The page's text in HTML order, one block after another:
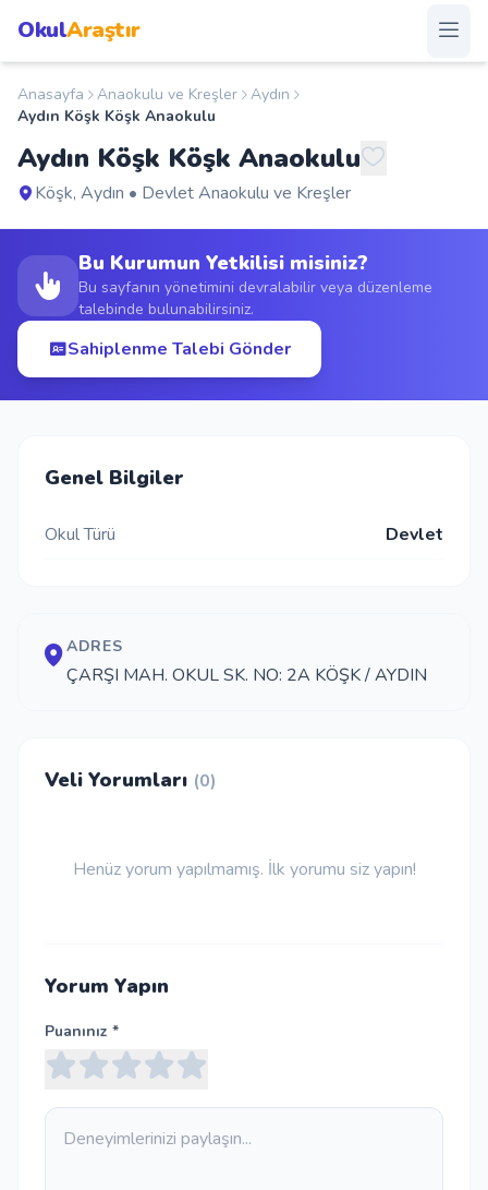
OkulAraştır
Anasayfa
Okullar
Şehirler
Kampanyalar
Duyurular
Blog
İletişim
Kayıt Ol
Anasayfa Anaokulu ve Kreşler
Aydın
Aydın Köşk Köşk Anaokulu
Aydın Köşk Köşk Anaokulu
Köşk, Aydın • Devlet Anaokulu ve Kreşler
Bu Kurumun Yetkilisi misiniz?
Bu sayfanın yönetimini devralabilir veya düzenleme
talebinde bulunabilirsiniz.
Sahiplenme Talebi Gönder
Genel Bilgiler
Okul Türü Devlet
ADRES
ÇARŞI MAH. OKUL SK. NO: 2A KÖŞK / AYDIN
Veli Yorumları (0)
Henüz yorum yapılmamış. İlk yorumu siz yapın!
Yorum Yapın
Puanınız *